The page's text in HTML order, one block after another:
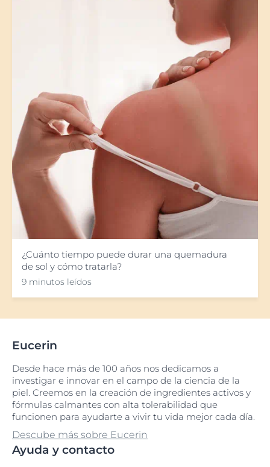
¿Cuánto tiempo puede durar una quemadura
de sol y cómo tratarla?
9 minutos leídos
Eucerin
Desde hace más de 100 años nos dedicamos a
investigar e innovar en el campo de la ciencia de la
piel. Creemos en la creación de ingredientes activos y
fórmulas calmantes con alta tolerabilidad que
funcionen para ayudarte a vivir tu vida mejor cada día.
Descube más sobre Eucerin
Ayuda y contacto